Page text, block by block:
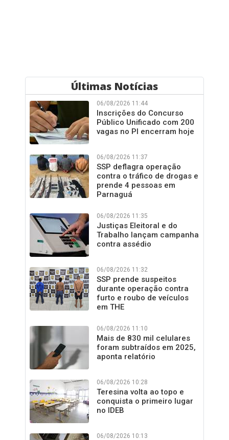
Últimas Notícias
06/08/2026 11:44
Inscrições do Concurso
Público Unificado com 200
vagas no PI encerram hoje
06/08/2026 11:37
SSP deflagra operação
contra o tráfico de drogas e
prende 4 pessoas em
Parnaguá
06/08/2026 11:35
Justiças Eleitoral e do
Trabalho lançam campanha
contra assédio
06/08/2026 11:32
SSP prende suspeitos
durante operação contra
furto e roubo de veículos
em THE
06/08/2026 11:10
Mais de 830 mil celulares
foram subtraídos em 2025,
aponta relatório
06/08/2026 10:28
Teresina volta ao topo e
conquista o primeiro lugar
no IDEB
06/08/2026 10:13